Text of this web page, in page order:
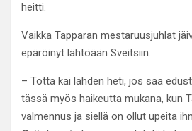
heitti.
Vaikka Tapparan mestaruusjuhlat
epäröinyt lähtöään Sveitsiin.
– Totta kai lähden heti, jos saa
tässä myös haikeutta mukana, kun
valmennus ja siellä on ollut upeita